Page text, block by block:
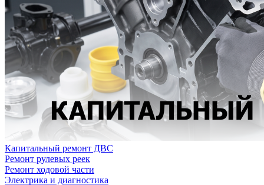
Капитальный ремонт ДВС
Ремонт рулевых реек
Ремонт ходовой части
Электрика и диагностика